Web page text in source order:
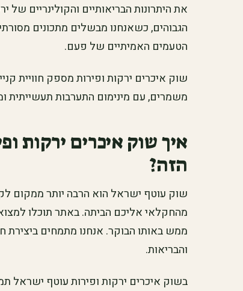
את היתרונות הבריאותיים והקולינריים של
הגבוהים, כשאנחנו מבשלים מתכונים
הטעמים האמיתיים של פעם.
שוק איכרים ירקות ופירות מספק חוויית
משמרים, עם מינימום התערבות
איך שוק איכרים ירקות
הזה?
שוק עוטף ישראל הוא הרבה יותר ממקום
מהחקלאי אליכם הביתה. באתר תוכלו
ממש באותו הבוקר. אנחנו מתמחים ביצירת
והבריאות.
בשוק איכרים ירקות ופירות עוטף ישראל